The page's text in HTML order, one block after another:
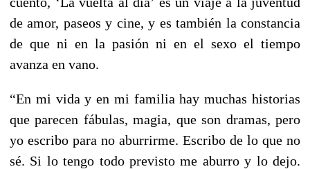
de amor, paseos y cine, y es también la constancia
de que ni en la pasión ni en el sexo el tiempo
avanza en vano.
“En mi vida y en mi familia hay muchas historias
que parecen fábulas, magia, que son dramas, pero
yo escribo para no aburrirme. Escribo de lo que no
sé. Si lo tengo todo previsto me aburro y lo dejo.